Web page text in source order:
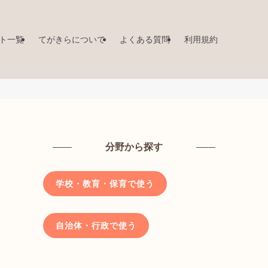
一覧 てがきらについて よくある質問 利用規約
分野から探す
学校・教育・保育で使う
自治体・行政で使う